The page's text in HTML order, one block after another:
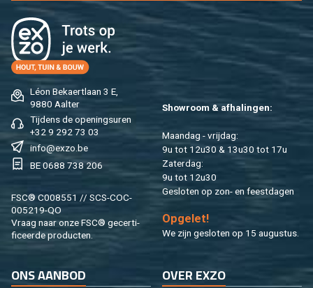
Léon Be­kaert­laan 3 E,
9880 Aal­ter
Tij­dens de ope­nings­uren
+32 9 292 73 03
info@​exzo.​be
BE 0688 738 206
FSC® C008551 // SCS-COC-
005219-QO
Vraag naar onze FSC® ge­cer­ti­
fi­ceer­de pro­duc­ten.
Show­room & af­ha­lin­gen:
Maan­dag - vrij­dag:
9u tot 12u30 & 13u30 tot 17u
Za­ter­dag:
9u tot 12u30
Ge­slo­ten op zon- en feest­da­gen
Op­ge­let!
We zijn ge­slo­ten op 15 au­gus­tus.
ONS AAN­BOD OVER EXZO